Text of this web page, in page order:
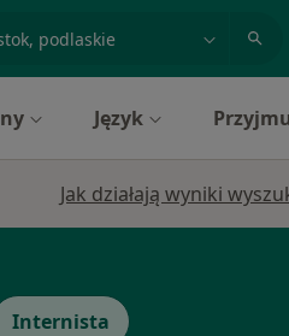
Język
Jak działają wyniki
Internista